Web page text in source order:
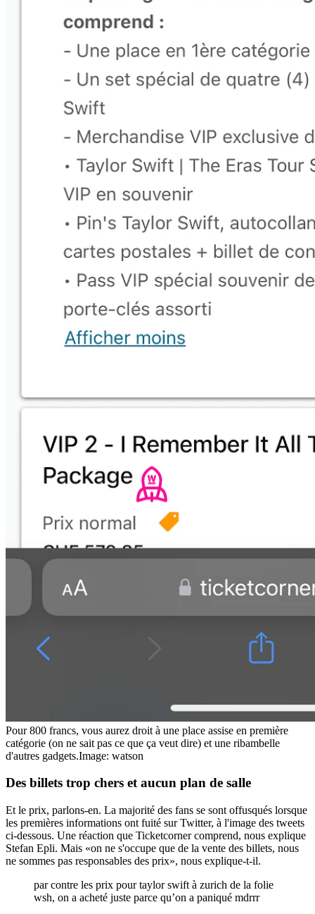
Pour 800 francs, vous aurez droit à une place assise en première
catégorie (on ne sait pas ce que ça veut dire) et une ribambelle
d'autres gadgets.Image: watson
Des billets trop chers et aucun plan de salle
Et le prix, parlons-en. La majorité des fans se sont offusqués lorsque
les premières informations ont fuité sur Twitter, à l'image des tweets
ci-dessous. Une réaction que Ticketcorner comprend, nous explique
Stefan Epli. Mais «on ne s'occupe que de la vente des billets, nous
ne sommes pas responsables des prix», nous explique-t-il.
par contre les prix pour taylor swift à zurich de la folie
wsh, on a acheté juste parce qu’on a paniqué mdrrr